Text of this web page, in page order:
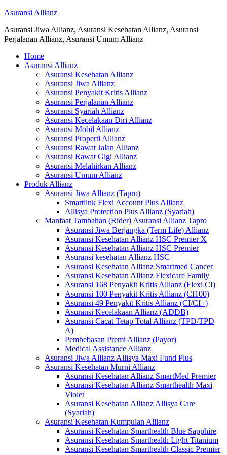
Asuransi Allianz
Asuransi Jiwa Allianz, Asuransi Kesehatan Allianz, Asuransi
Perjalanan Allianz, Asuransi Umum Allianz
Home
Asuransi Allianz
Asuransi Kesehatan Allianz
Asuransi Jiwa Allianz
Asuransi Penyakit Kritis Allianz
Asuransi Perjalanan Allianz
Asuransi Syariah Allianz
Asuransi Kecelakaan Diri Allianz
Asuransi Mobil Allianz
Asuransi Properti Allianz
Asuransi Rawat Jalan Allianz
Asuransi Rawat Gigi Allianz
Asuransi Melahirkan Allianz
Asuransi Umum Allianz
Produk Allianz
Asuransi Jiwa Allianz (Tapro)
Smartlink Flexi Account Plus Allianz
Allisya Protection Plus Allianz (Syariah)
Manfaat Tambahan (Rider) Asuransi Allianz Tapro
Asuransi Jiwa Berjangka (Term Life) Allianz
Asuransi Kesehatan Allianz HSC Premier X
Asuransi Kesehatan Allianz HSC Premier
Asuransi kesehatan Allianz HSC+
Asuransi Kesehatan Allianz Smartmed Cancer
Asuransi Kesehatan Allianz Flexicare Family
Asuransi 168 Penyakit Kritis Allianz (Flexi CI)
Asuransi 100 Penyakit Kritis Allianz (CI100)
Asuransi 49 Penyakit Kritis Allianz (CI/CI+)
Asuransi Kecelakaan Allianz (ADDB)
Asuransi Cacat Tetap Total Allianz (TPD/TPD
A)
Pembebasan Premi Allianz (Payor)
Medical Assistance Allianz
Asuransi Jiwa Allianz Allisya Maxi Fund Plus
Asuransi Kesehatan Murni Allianz
Asuransi Kesehatan Allianz SmartMed Premier
Asuransi Kesehatan Allianz Smarthealth Maxi
Violet
Asuransi Kesehatan Allianz Allisya Care
(Syariah)
Asuransi Kesehatan Kumpulan Allianz
Asuransi Kesehatan Smarthealth Blue Sapphire
Asuransi Kesehatan Smarthealth Light Titanium
Asuransi Kesehatan Smarthealth Classic Premier